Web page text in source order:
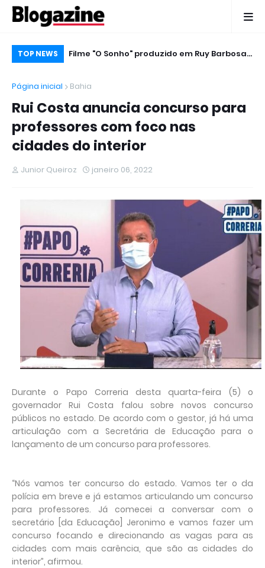
TOP NEWS
Hit e cobra
Filme "O Sonho" produzido em Ruy Barbosa,
Página inicial
Bahia
Rui Costa anuncia concurso para
professores com foco nas
cidades do interior
Junior Queiroz janeiro 06, 2022
Durante o Papo Correria desta quarta-feira (5) o
governador Rui Costa falou sobre novos concurso
públicos no estado. De acordo com o gestor, já há uma
articulação com a Secretária de Educação para o
lançamento de um concurso para professores.
“Nós vamos ter concurso do estado. Vamos ter o da
polícia em breve e já estamos articulando um concurso
para professores. Já comecei a conversar com o
secretário [da Educação] Jeronimo e vamos fazer um
concurso focando e direcionando as vagas para as
cidades com mais carência, que são as cidades do
interior”, afirmou.